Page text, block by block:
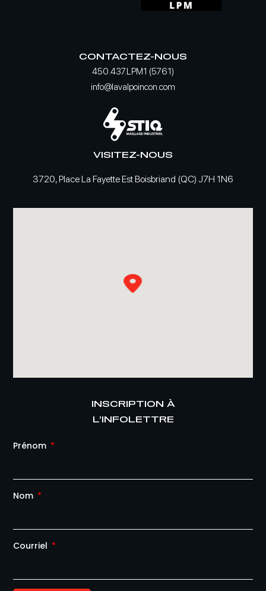
CONTACTEZ-NOUS
450.437.LPM1 (5761)
info@lavalpoincon.com
VISITEZ-NOUS
3720, Place La Fayette Est Boisbriand (QC) J7H 1N6
INSCRIPTION À
L’INFOLETTRE
Prénom
Nom
Courriel